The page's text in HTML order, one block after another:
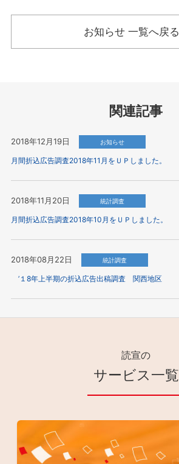
お知らせ 一覧へ戻る
関連記事
2018年12月19日 お知らせ
月間折込広告調査2018年11月をＵＰしました。
2018年11月20日 統計調査
月間折込広告調査2018年10月をＵＰしました。
2018年08月22日 統計調査
’１8年上半期の折込広告出稿調査 関西地区
読宣の
サービス一覧